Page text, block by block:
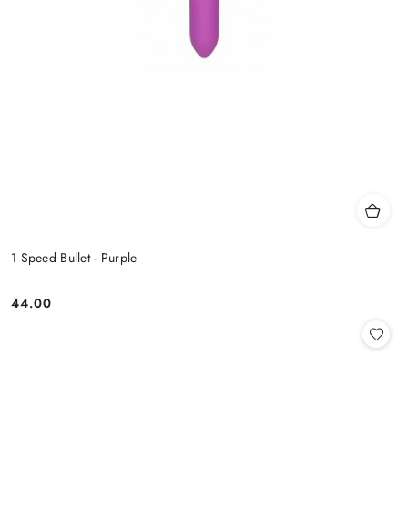
1 Speed Bullet - Purple
Cena:
44.00